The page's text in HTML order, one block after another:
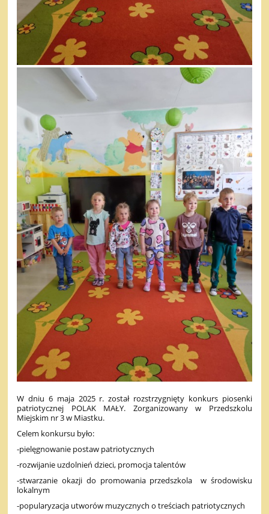
W dniu 6 maja 2025 r. został rozstrzygnięty konkurs piosenki
patriotycznej POLAK MAŁY. Zorganizowany w Przedszkolu
Miejskim nr 3 w Miastku.
Celem konkursu było:
-pielęgnowanie postaw patriotycznych
-rozwijanie uzdolnień dzieci, promocja talentów
-stwarzanie okazji do promowania przedszkola w środowisku
lokalnym
-popularyzacja utworów muzycznych o treściach patriotycznych